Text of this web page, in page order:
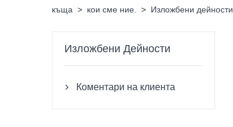
къща > кои сме ние. > Изложбени дейности
Изложбени Дейности
 Коментари на клиента